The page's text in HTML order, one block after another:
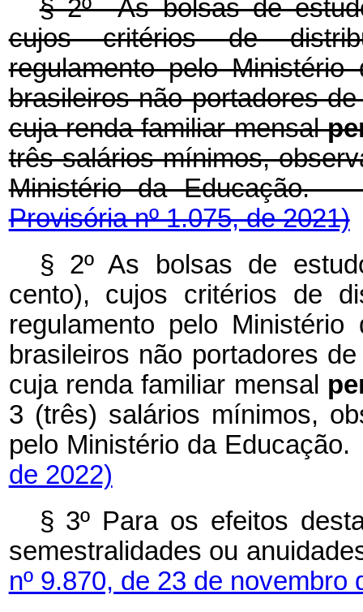
§ 2º As bolsas de
cujos critérios de
regulamento pelo
brasileiros não portadores
cuja renda familiar mensal
três salários mínimos,
Ministério da
Provisória nº 1.075, de 2021)
§ 2º As bolsas de
cento), cujos critérios de
regulamento pelo
brasileiros não portadores
cuja renda familiar mensal
3 (três) salários mínimos,
pelo Ministério da Educação.
de 2022)
§ 3º Para os efeitos
semestralidades ou
nº 9.870, de 23 de novembro